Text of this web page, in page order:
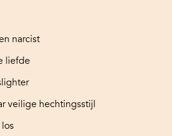
narcist
liefde
veilige hechtingsstijl